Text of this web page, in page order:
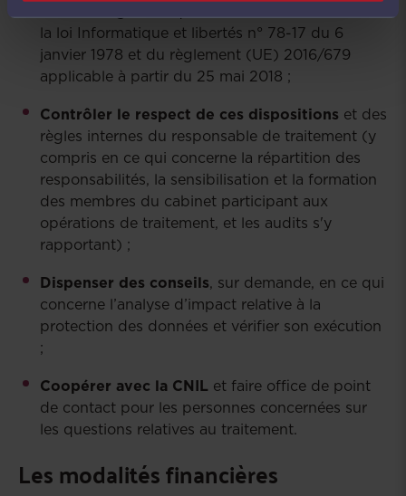
la loi Informatique et libertés n° 78-17 du 6
janvier 1978 et du règlement (UE) 2016/679
applicable à partir du 25 mai 2018 ;
Contrôler le respect de ces dispositions et des
règles internes du responsable de traitement (y
compris en ce qui concerne la répartition des
responsabilités, la sensibilisation et la formation
des membres du cabinet participant aux
opérations de traitement, et les audits s'y
rapportant) ;
Dispenser des conseils, sur demande, en ce qui
concerne l’analyse d’impact relative à la
protection des données et vérifier son exécution
;
Coopérer avec la CNIL et faire office de point
de contact pour les personnes concernées sur
les questions relatives au traitement.
Les modalités financières